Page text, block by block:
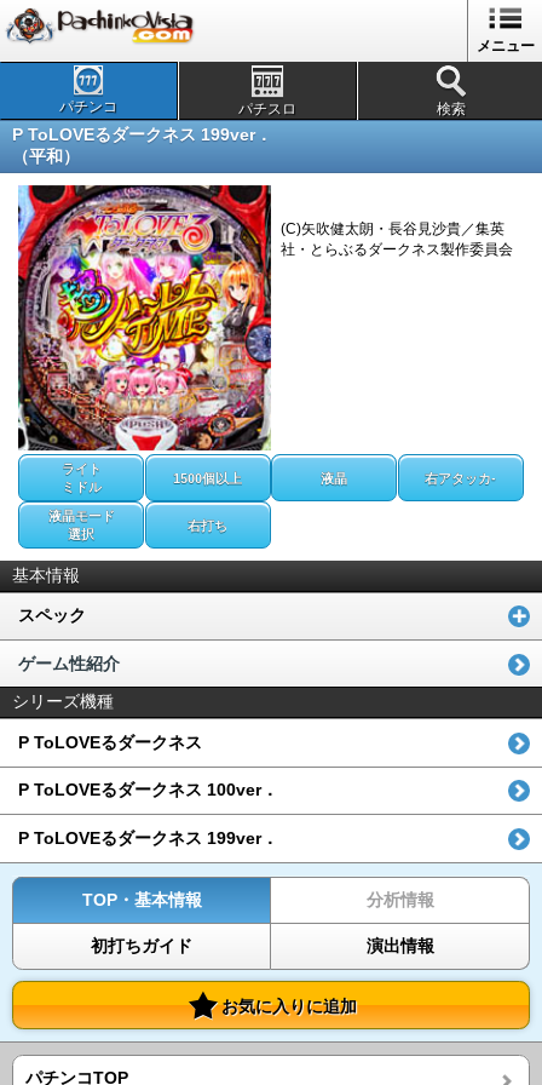
メニュー
パチンコ パチスロ 検索
P ToLOVEるダークネス 199ver．
（平和）
(C)矢吹健太朗・長谷見沙貴／集英
社・とらぶるダークネス製作委員会
ライト
ミドル
1500個以上 液晶 右アタッカ-
液晶モード
選択
右打ち
基本情報
スペック
ゲーム性紹介
シリーズ機種
P ToLOVEるダークネス
P ToLOVEるダークネス 100ver．
P ToLOVEるダークネス 199ver．
TOP・基本情報 分析情報
初打ちガイド 演出情報
お気に入りに追加
パチンコTOP